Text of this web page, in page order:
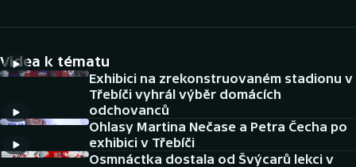
Cyklistika
DALŠÍ SPORTY
Americký fotbal
NEPŘEHLÉDNĚTE
Videa k tématu
Exhibici na zrekonstruovaném stadionu v
Třebíči vyhrál výběr domácích
odchovanců
Ohlasy Martina Nečase a Petra Čecha po
exhibici v Třebíči
Osmnáctka dostala od Švýcarů lekci v